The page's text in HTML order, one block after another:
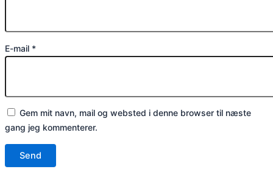
E-mail *
Gem mit navn, mail og websted i denne browser til næste
gang jeg kommenterer.